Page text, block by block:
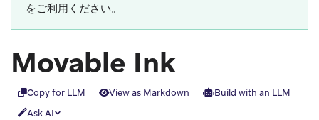
をご利用ください。
Movable Ink
Copy for LLM View as Markdown
Build with an LLM
Ask AI